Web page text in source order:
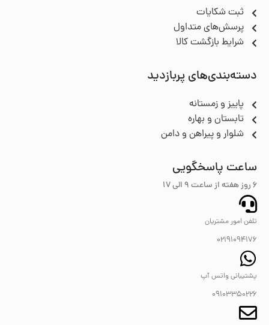
ثبت شکایات
پرسش‌های متداول
شرایط بازگشت کالا
دسته‌بندی‌های پربازدید
پاییز و زمستانه
تابستان و بهاره
شلوار و پیراهن و دامن
ساعت پاسخگویی
6 روز هفته از ساعت ۹ الی 17
تلفن امور مشتریان
02191094176
پشتیبانی واتس آپ
09103350226